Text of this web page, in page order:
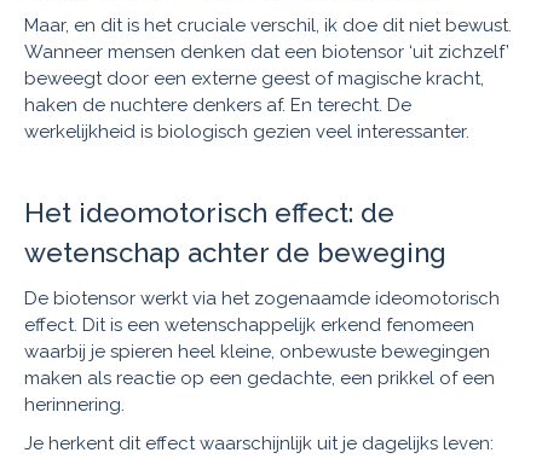
Maar, en dit is het cruciale verschil, ik doe dit niet bewust.
Wanneer mensen denken dat een biotensor ‘uit zichzelf’
beweegt door een externe geest of magische kracht,
haken de nuchtere denkers af. En terecht. De
werkelijkheid is biologisch gezien veel interessanter.
Het ideomotorisch effect: de
wetenschap achter de beweging
De biotensor werkt via het zogenaamde ideomotorisch
effect. Dit is een wetenschappelijk erkend fenomeen
waarbij je spieren heel kleine, onbewuste bewegingen
maken als reactie op een gedachte, een prikkel of een
herinnering.
Je herkent dit effect waarschijnlijk uit je dagelijks leven: